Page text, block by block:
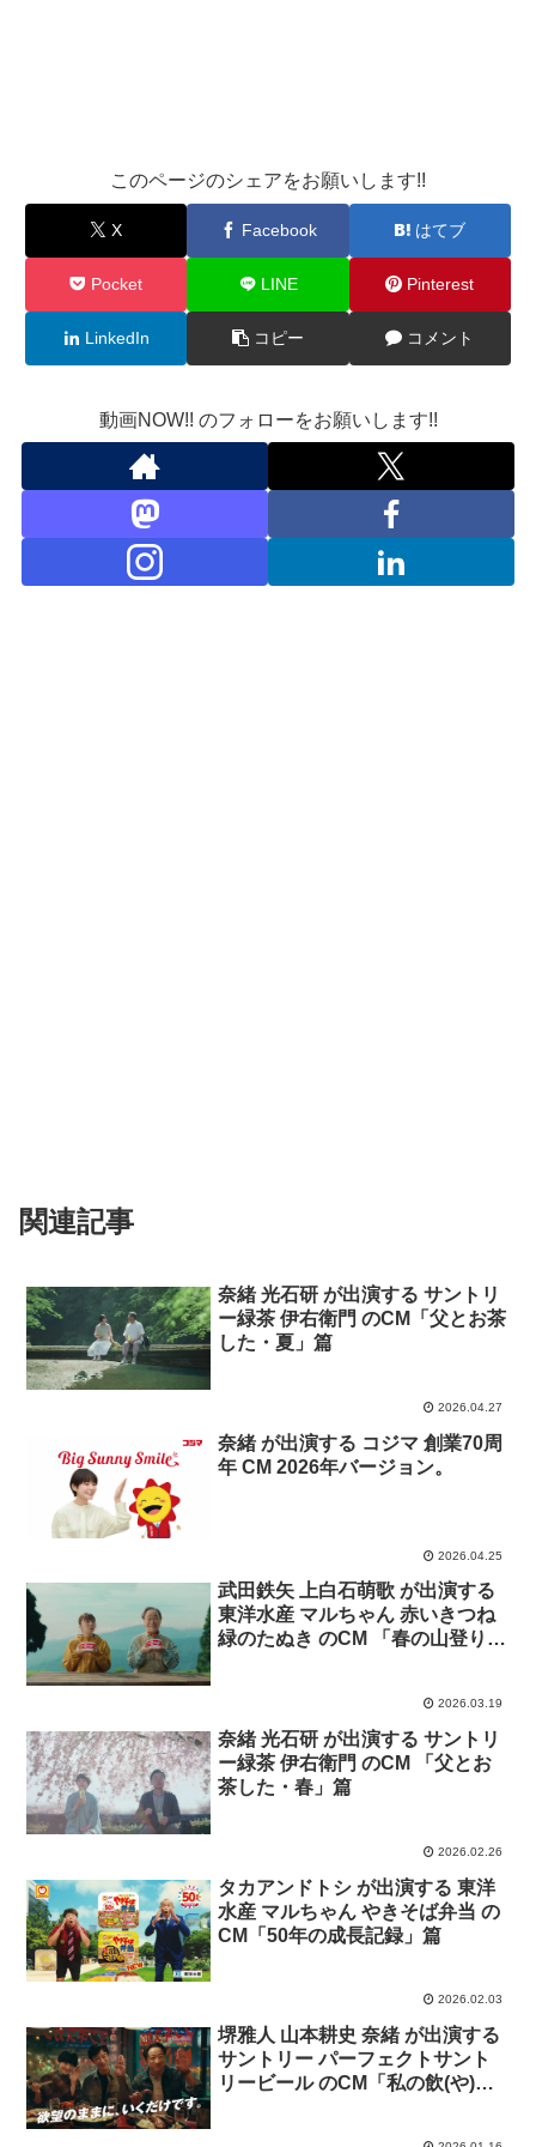
このページのシェアをお願いします!!
X Facebook はてブ
Pocket LINE Pinterest
LinkedIn コピー コメント
動画NOW!! のフォローをお願いします!!
関連記事
奈緒 光石研 が出演する サントリ
ー緑茶 伊右衛門 のCM「父とお茶
した・夏」篇
2026.04.27
奈緒 が出演する コジマ 創業70周
年 CM 2026年バージョン。
2026.04.25
武田鉄矢 上白石萌歌 が出演する
東洋水産 マルちゃん 赤いきつね
緑のたぬき のCM 「春の山登り」
2026.03.19
奈緒 光石研 が出演する サントリ
ー緑茶 伊右衛門 のCM 「父とお
茶した・春」篇
2026.02.26
タカアンドトシ が出演する 東洋
水産 マルちゃん やきそば弁当 の
CM「50年の成長記録」篇
2026.02.03
堺雅人 山本耕史 奈緒 が出演する
サントリー パーフェクトサント
リービール のCM「私の飲(や)り